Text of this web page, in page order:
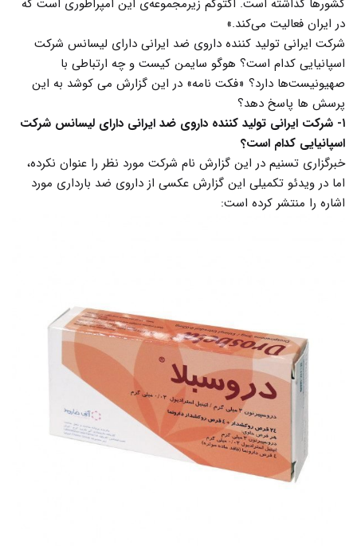
کشورها گذاشته است. اکتوکم زیرمجموعه‌ی این امپراطوری است که
در ایران فعالیت می‌کند.»
شرکت ایرانی تولید کننده داروی ضد ایرانی دارای لیسانس شرکت
اسپانیایی کدام است؟ هوگو سایمن کیست و چه ارتباطی با
صهیونیست‌ها دارد؟ «فکت نامه» در این گزارش می کوشد به این
پرسش ها پاسخ دهد؟
۱- شرکت ایرانی تولید کننده داروی ضد ایرانی دارای لیسانس شرکت
اسپانیایی کدام است؟
خبرگزاری تسنیم در این گزارش نام شرکت مورد نظر را عنوان نکرده،
اما در ویدئو تکمیلی این گزارش عکسی از داروی ضد بارداری مورد
اشاره را منتشر کرده است: